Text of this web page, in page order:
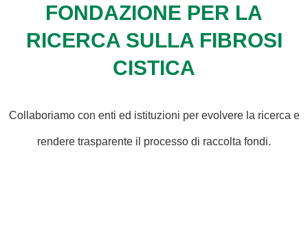
FONDAZIONE PER LA
RICERCA SULLA FIBROSI
CISTICA
Collaboriamo con enti ed istituzioni per evolvere la ricerca e
rendere trasparente il processo di raccolta fondi.